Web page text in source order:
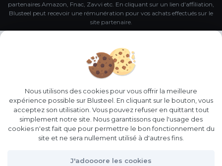
partenaires Amazon, Fnac, Zavvi etc. En cliquant sur un lien d'affiliation,
Blusteel peut recevoir une rémunération pour vos achats effectués sur le
site partenaire.
Nous utilisons des cookies pour vous offrir la meilleure
expérience possible sur Blusteel. En cliquant sur le bouton, vous
acceptez son utilisation. Vous pouvez refuser en quittant tout
simplement notre site. Nous garantissons que l'usage des
cookies n'est fait que pour permettre le bon fonctionnement du
site et ne sera nullement utilisé à d'autres fins.
J'adoooore les cookies